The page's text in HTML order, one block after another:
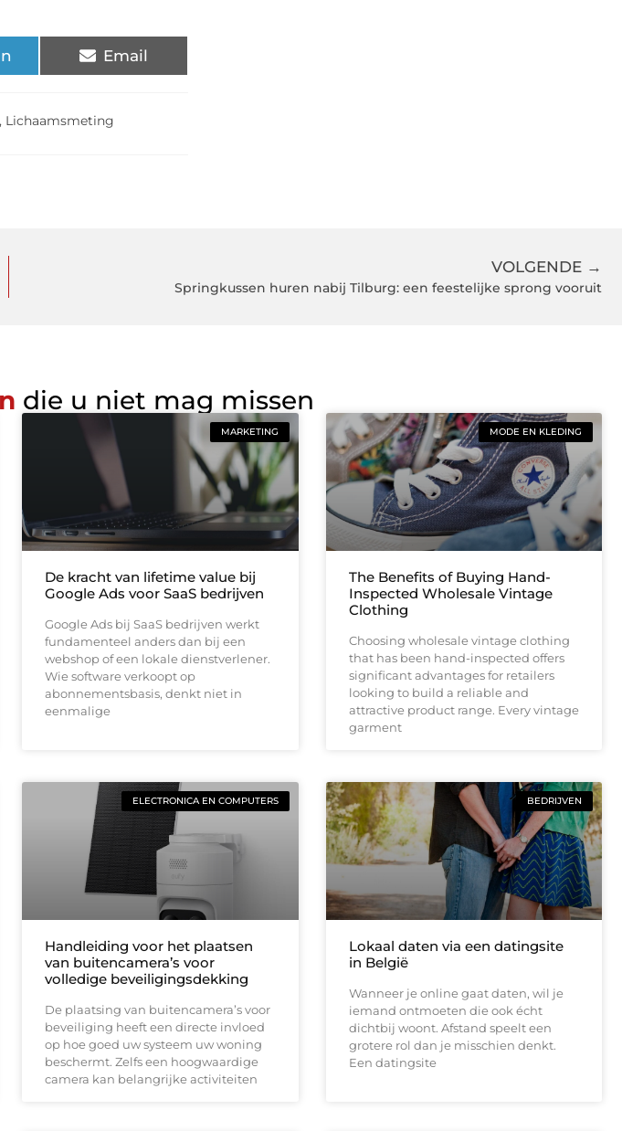
Email
, Lichaamsmeting
VOLGENDE →
Springkussen huren nabij Tilburg: een feestelijke sprong vooruit
die u niet mag missen
MARKETING
De kracht van lifetime value bij
Google Ads voor SaaS bedrijven
Google Ads bij SaaS bedrijven werkt
fundamenteel anders dan bij een
webshop of een lokale dienstverlener.
Wie software verkoopt op
abonnementsbasis, denkt niet in
eenmalige
MODE EN KLEDING
The Benefits of Buying Hand-
Inspected Wholesale Vintage
Clothing
Choosing wholesale vintage clothing
that has been hand-inspected offers
significant advantages for retailers
looking to build a reliable and
attractive product range. Every vintage
garment
ELECTRONICA EN COMPUTERS
Handleiding voor het plaatsen
van buitencamera’s voor
volledige beveiligingsdekking
De plaatsing van buitencamera’s voor
beveiliging heeft een directe invloed
op hoe goed uw systeem uw woning
beschermt. Zelfs een hoogwaardige
camera kan belangrijke activiteiten
BEDRIJVEN
Lokaal daten via een datingsite
in België
Wanneer je online gaat daten, wil je
iemand ontmoeten die ook écht
dichtbij woont. Afstand speelt een
grotere rol dan je misschien denkt.
Een datingsite